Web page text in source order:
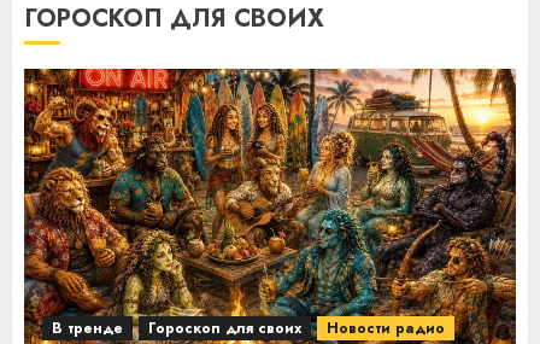
ГОРОСКОП ДЛЯ СВОИХ
В тренде Гороскоп для своих Новости радио